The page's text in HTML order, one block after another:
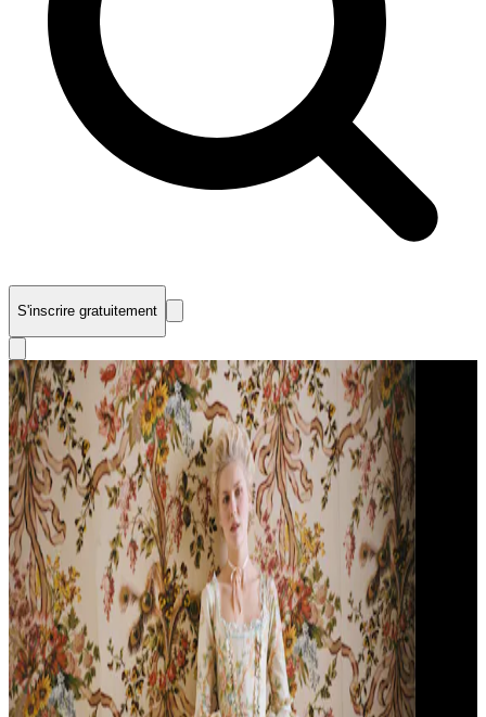
S'inscrire gratuitement